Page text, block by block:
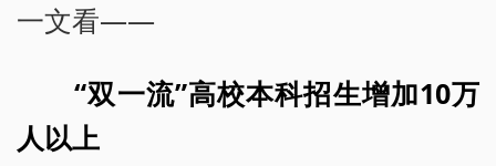
一文看——
“双一流”高校本科招生增加10万
人以上